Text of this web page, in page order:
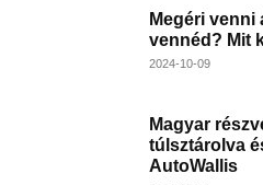
Megéri venni
vennéd? Mit
2024-10-09
Magyar
túlsztárolva
AutoWallis